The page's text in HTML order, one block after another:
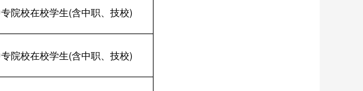
院校在校学生(含中职、技校)
院校在校学生(含中职、技校)